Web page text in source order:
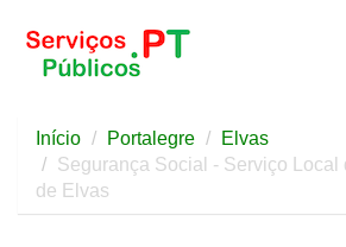
Início Portalegre
Elvas
Segurança Social - Serviço Local
de Elvas